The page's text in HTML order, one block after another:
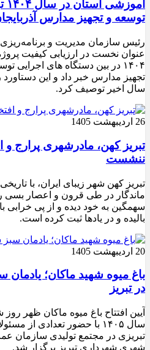
توسعه و تجهیز مدارس
رئیس سازمان مدیریت و
عنوان نخست در ارزیابی کیفیت
۱۴۰۴ در بین دستگاه های
سال اخیر توصیف کرد.
26 اردیبهشت 1405
تبریز کهن، مادرشهری پرارج و
ننشست
تبریز کهن شهر زیبای ایران، با
ماندگار در طی قرون و اعصار بسی
سهمگین به خود دیده و از پی خرابی
بالیده و در یادها ثبت کرده است.
20 اردیبهشت 1405
باغ میوه شهید ماکان؛
در تبریز
آیین افتتاح باغ میوه ماکان ظهر
سال ۱۴۰۵ با حضور تعدادی
تبریزی در مجتمع تولیدی سازمان
شهری شهرداری تبریز برگزار شد.